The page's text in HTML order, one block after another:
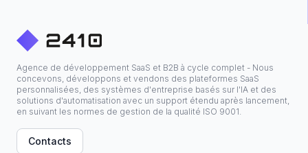
Agence de développement SaaS et B2B à cycle complet - Nous
concevons, développons et vendons des plateformes SaaS
personnalisées, des systèmes d'entreprise basés sur l'IA et des
solutions d'automatisation avec un support étendu après lancement,
en suivant les normes de gestion de la qualité ISO 9001.
Contacts